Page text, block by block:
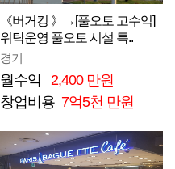
《버거킹 》→[풀오토 고수익]
위탁운영 풀오토 시설 특..
경기
월수익
2,400 만원
창업비용 7억5천 만원